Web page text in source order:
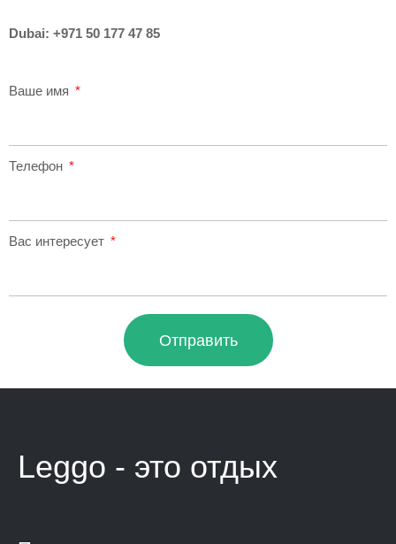
Dubai: +971 50 177 47 85
Ваше имя
Телефон
Вас интересует
Отправить
Leggo - это отдых